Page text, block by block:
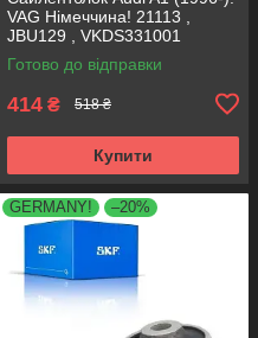
VAG Німеччина! 21113 ,
JBU129 , VKDS331001
Готово до відправки
414 ₴ 518 ₴
Купити
GERMANY! –20%